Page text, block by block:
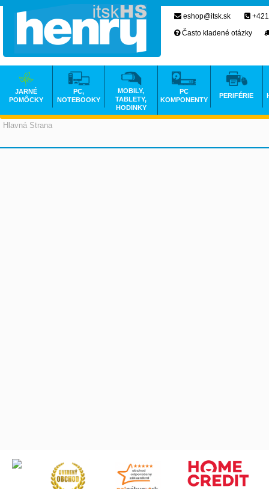
Hlavná Strana
eshop@itsk.sk
Často kladené otázky
JARNÉ
POMÔCKY
PC,
NOTEBOOKY
MOBILY,
TABLETY,
HODINKY
PC
KOMPONENTY
PERIFÉRIE